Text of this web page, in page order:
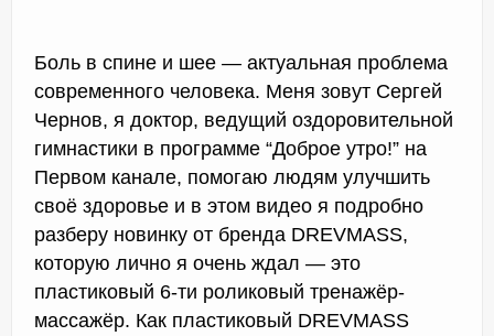
Боль в спине и шее — актуальная проблема
современного человека. Меня зовут Сергей
Чернов, я доктор, ведущий оздоровительной
гимнастики в программе “Доброе утро!” на
Первом канале, помогаю людям улучшить
своё здоровье и в этом видео я подробно
разберу новинку от бренда DREVMASS,
которую лично я очень ждал — это
пластиковый 6-ти роликовый тренажёр-
массажёр. Как пластиковый DREVMASS